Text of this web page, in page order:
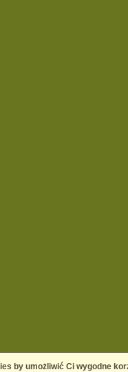
by umożliwić Ci wygodne